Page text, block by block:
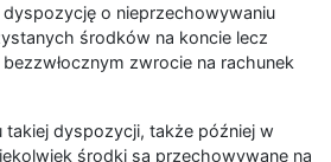
dyspozycję o nieprzechowywaniu
środków na koncie lecz
zwrocie na rachunek
takiej dyspozycji, także później w
środki są przechowywane na